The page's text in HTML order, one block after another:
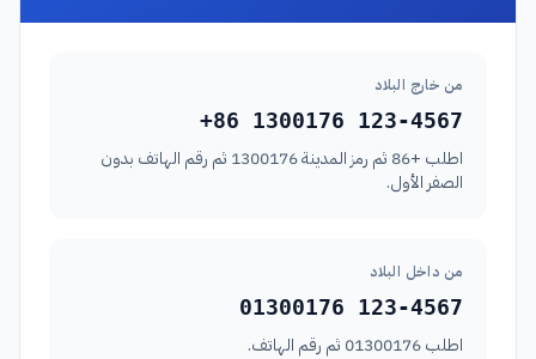
من خارج البلاد
+86 1300176 123-4567
اطلب +86 ثم رمز المدينة 1300176 ثم رقم الهاتف بدون
الصفر الأول.
من داخل البلاد
01300176 123-4567
اطلب 01300176 ثم رقم الهاتف.